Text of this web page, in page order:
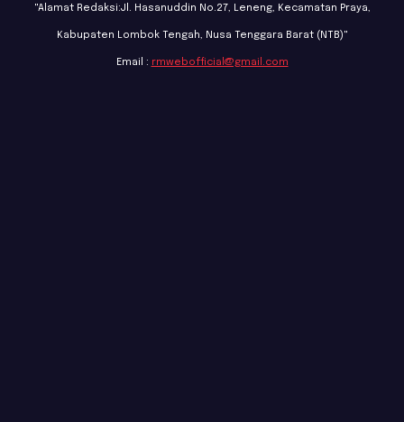
"Alamat Redaksi:Jl. Hasanuddin No.27, Leneng, Kecamatan Praya,
Kabupaten Lombok Tengah, Nusa Tenggara Barat (NTB)"
Email : rmwebofficial@gmail.com